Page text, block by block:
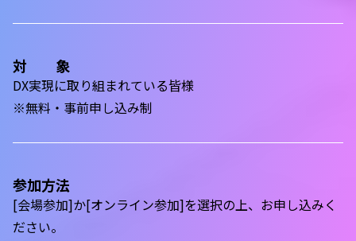
対 象
DX実現に取り組まれている皆様
※無料・事前申し込み制
参加方法
[会場参加]か[オンライン参加]を選択の上、お申し込みく
ださい。